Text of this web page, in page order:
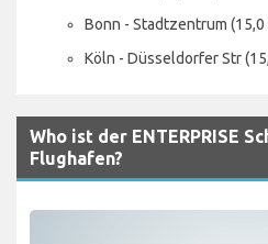
Bonn - Stadtzentrum (15,0
Köln - Düsseldorfer Str
Who ist der ENTERPRISE
Flughafen?